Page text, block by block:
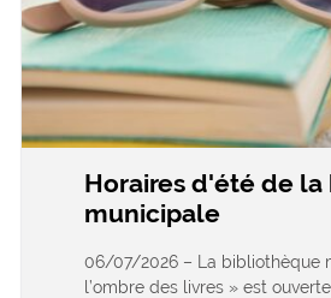
Horaires d'été de
municipale
06/07/2026 – La bibliothèque
l’ombre des livres » est